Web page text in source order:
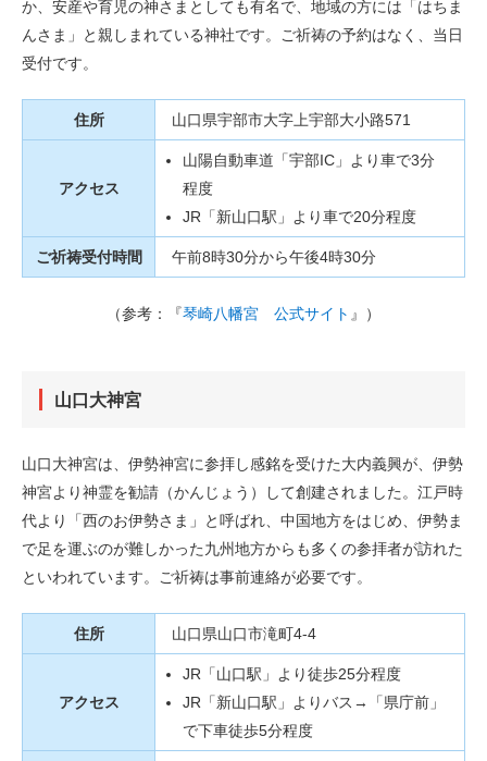
か、安産や育児の神さまとしても有名で、地域の方には「はちま
んさま」と親しまれている神社です。ご祈祷の予約はなく、当日
受付です。
住所 山口県宇部市大字上宇部大小路571
アクセス
山陽自動車道「宇部IC」より車で3分
程度
JR「新山口駅」より車で20分程度
ご祈祷受付時間 午前8時30分から午後4時30分
（参考：『琴崎八幡宮 公式サイト 』）
山口大神宮
山口大神宮は、伊勢神宮に参拝し感銘を受けた大内義興が、伊勢
神宮より神霊を勧請（かんじょう）して創建されました。江戸時
代より「西のお伊勢さま」と呼ばれ、中国地方をはじめ、伊勢ま
で足を運ぶのが難しかった九州地方からも多くの参拝者が訪れた
といわれています。ご祈祷は事前連絡が必要です。
住所 山口県山口市滝町4-4
アクセス
JR「山口駅」より徒歩25分程度
JR「新山口駅」よりバス→「県庁前」
で下車徒歩5分程度